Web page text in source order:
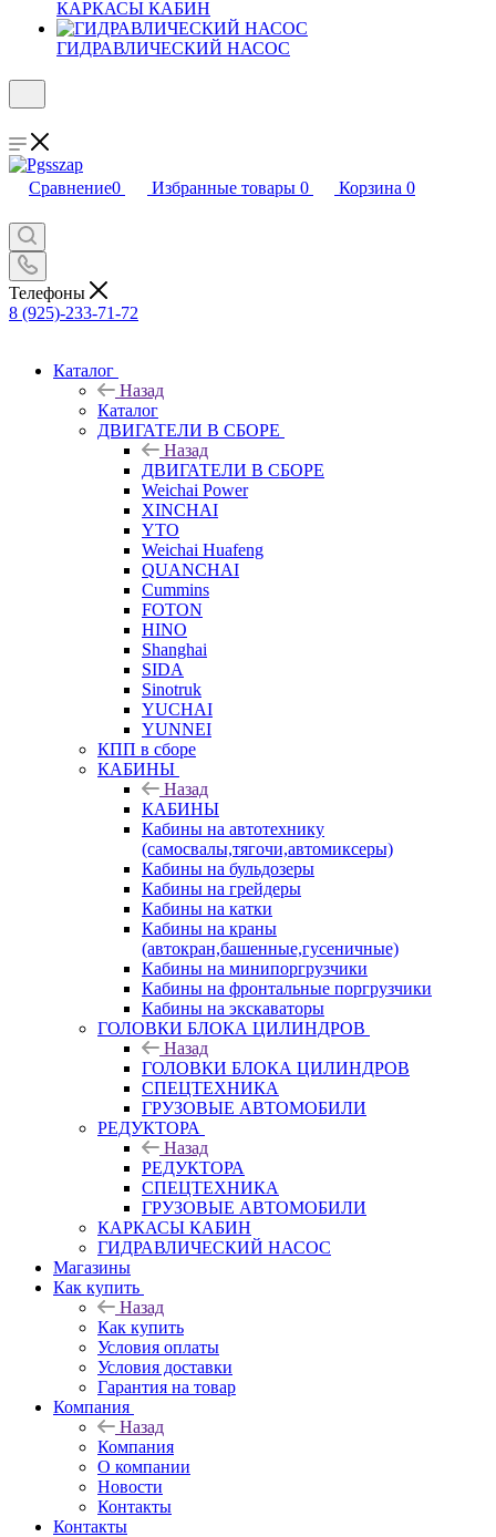
КАРКАСЫ КАБИН
ГИДРАВЛИЧЕСКИЙ НАСОС
Сравнение0 Избранные товары 0 Корзина 0
Телефоны
8 (925)-233-71-72
Каталог
Назад
Каталог
ДВИГАТЕЛИ В СБОРЕ
Назад
ДВИГАТЕЛИ В СБОРЕ
Weichai Power
XINCHAI
YTO
Weichai Huafeng
QUANCHAI
Cummins
FOTON
HINO
Shanghai
SIDA
Sinotruk
YUCHAI
YUNNEI
КПП в сборе
КАБИНЫ
Назад
КАБИНЫ
Кабины на автотехнику
(самосвалы,тягочи,автомиксеры)
Кабины на бульдозеры
Кабины на грейдеры
Кабины на катки
Кабины на краны
(автокран,башенные,гусеничные)
Кабины на минипоргрузчики
Кабины на фронтальные поргрузчики
Кабины на экскаваторы
ГОЛОВКИ БЛОКА ЦИЛИНДРОВ
Назад
ГОЛОВКИ БЛОКА ЦИЛИНДРОВ
СПЕЦТЕХНИКА
ГРУЗОВЫЕ АВТОМОБИЛИ
РЕДУКТОРА
Назад
РЕДУКТОРА
СПЕЦТЕХНИКА
ГРУЗОВЫЕ АВТОМОБИЛИ
КАРКАСЫ КАБИН
ГИДРАВЛИЧЕСКИЙ НАСОС
Магазины
Как купить
Назад
Как купить
Условия оплаты
Условия доставки
Гарантия на товар
Компания
Назад
Компания
О компании
Новости
Контакты
Контакты